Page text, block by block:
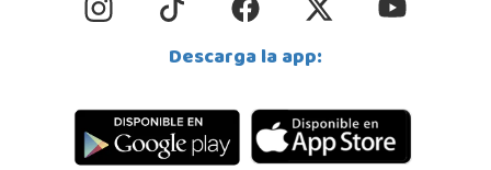
C/ INGENIERO JUAN DE LA CIERVA 1 Polígono Industrial La Torrecilla
POCAS UNIDADES
Descarga la app: